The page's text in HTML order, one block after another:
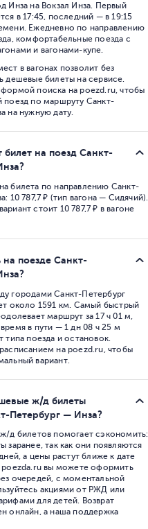
Инза на Вокзал Инза. Первый
в 17:45, последний — в 19:15
Ежедневно по направлению
комфортабельные поезда с
и вагонами-купе.
в вагонах позволит без
дешевые билеты на сервисе.
формой поиска на poezd.ru, чтобы
поезд по маршруту Санкт-
на нужную дату.
билет на поезд Санкт-
билета по направлению Санкт-
10 787,7 ₽ (тип вагона — Сидячий).
стоит 10 787,7 ₽ в вагоне
на поезде Санкт-
городами Санкт-Петербург
около 1591 км. Самый быстрый
маршрут за 17 ч 01 м,
в пути — 1 дн 08 ч 25 м
типа поезда и остановок.
на poezd.ru, чтобы
вариант.
ж/д билеты
Петербург — Инза?
д билетов помогает сэкономить:
заранее, так как они появляются
а цены растут ближе к дате
poezda.ru вы можете оформить
очередей, с моментальной
акциями от РЖД или
для детей. Возврат
онлайн, а наша поддержка